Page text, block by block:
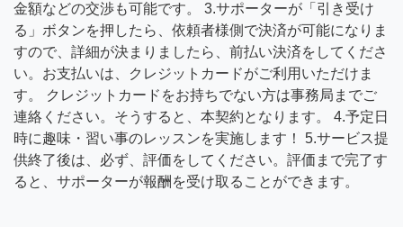
金額などの交渉も可能です。 3.サポーターが「引き受け
る」ボタンを押したら、依頼者様側で決済が可能になりま
すので、詳細が決まりましたら、前払い決済をしてくださ
い。お支払いは、クレジットカードがご利用いただけま
す。 クレジットカードをお持ちでない方は事務局までご
連絡ください。そうすると、本契約となります。 4.予定日
時に趣味・習い事のレッスンを実施します！ 5.サービス提
供終了後は、必ず、評価をしてください。評価まで完了す
ると、サポーターが報酬を受け取ることができます。